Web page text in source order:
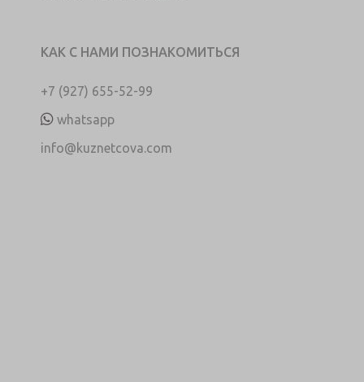
КАК С НАМИ ПОЗНАКОМИТЬСЯ
+7 (927) 655-52-99
whatsapp
info@kuznetcova.com